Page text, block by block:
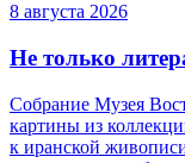
8 августа 2026
Не только
Собрание Музея
картины из
к иранской